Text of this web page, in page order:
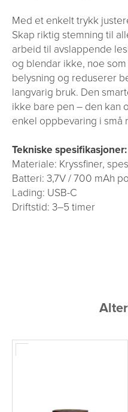
Med et enkelt trykk
Skap riktig stemning til
arbeid til avslappende
og blendar ikke, noe
belysning og reduserer
langvarig bruk. Den
ikke bare pen – den kan
enkel oppbevaring i små
Tekniske spesifikasjoner:
Materiale: Kryssfiner,
Batteri: 3,7V / 700 mAh
Lading: USB-C
Driftstid: 3–5 timer